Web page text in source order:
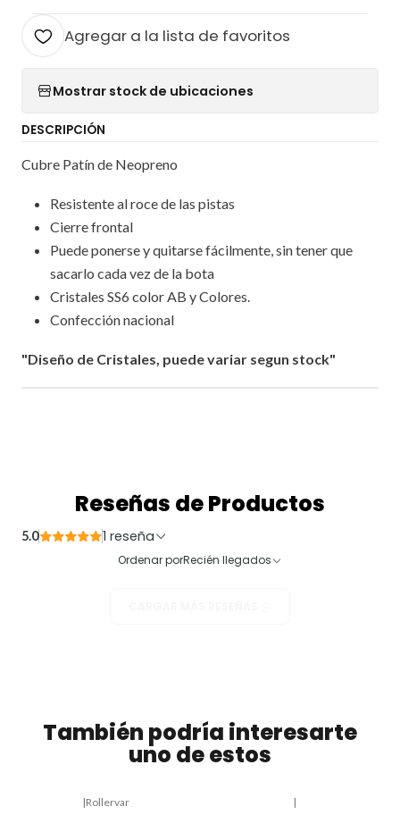
Agregar a la lista de favoritos
Mostrar stock de ubicaciones
DESCRIPCIÓN
Cubre Patín de Neopreno
Resistente al roce de las pistas
Cierre frontal
Puede ponerse y quitarse fácilmente, sin tener que
sacarlo cada vez de la bota
Cristales SS6 color AB y Colores.
Confección nacional
"Diseño de Cristales, puede variar segun stock"
Reseñas de Productos
5.0 1 reseña
Ordenar porRecién llegados
También podría interesarte
uno de estos
|Rollervar |